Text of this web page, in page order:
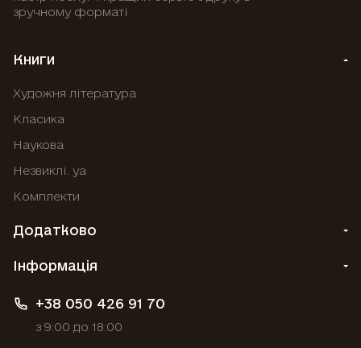
зручному форматі
Книги
Художня література
Класика
Наукова
Незвиклі. уа
Комплекти
Додатково
Інформація
+38 050 426 91 70
з 9:00 до 18:00